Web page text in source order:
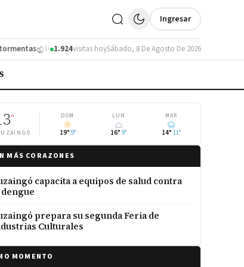
Ingresar
Ituzaingó se subió al podio en un torneo de fútbol infantil
1.924visitas hoySábado, 8 De Agosto De 2026
° DOM
19° 9°
LUN
16° 9°
MAR
14° 11°
MÁS CORAZONES
capacita a equipos de salud contra
prepara su segunda Feria de
Culturales
MOMENTO